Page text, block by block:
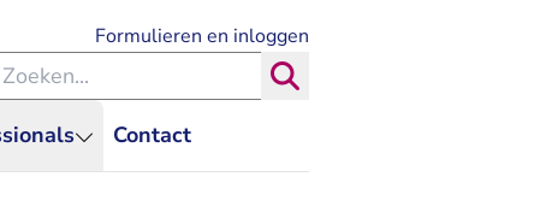
Contact
Formulieren en inloggen
binnen de Rechtspraak